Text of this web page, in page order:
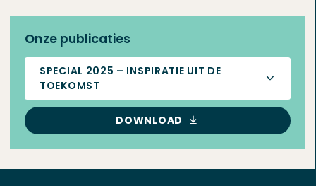
Onze publicaties
SPECIAL 2025 – INSPIRATIE UIT DE
TOEKOMST
DOWNLOAD